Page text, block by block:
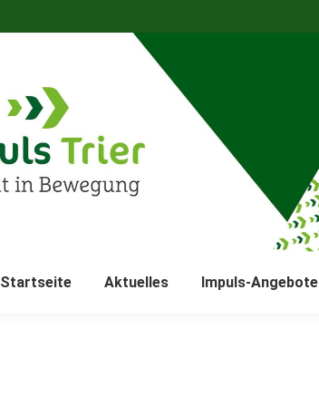
Startseite Aktuelles Impuls-Angebote